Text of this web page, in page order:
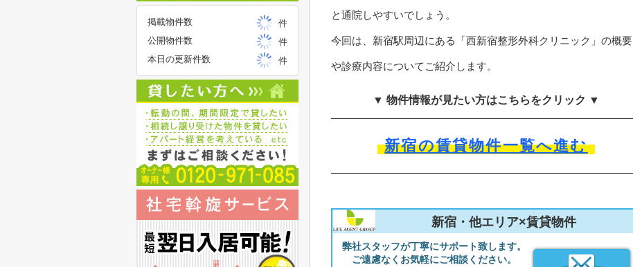
と通院しやすいでしょう。
今回は、新宿駅周辺にある「西新宿整形外科クリニック」の概要
や診療内容についてご紹介します。
▼ 物件情報が見たい方はこちらをクリック ▼
新宿の賃貸物件一覧へ進む
新宿・他エリア×賃貸物件
弊社スタッフが丁寧にサポート致します。
ご遠慮なくお気軽にご相談ください。
掲載物件数
件
公開物件数
件
本日の更新件数
件